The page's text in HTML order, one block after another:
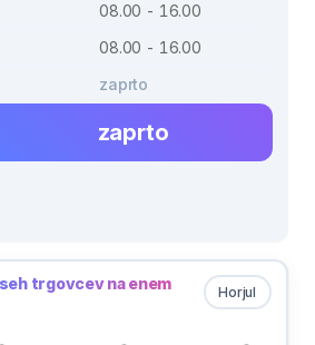
08.00 - 16.00
08.00 - 16.00
zaprto
zaprto
Horjul
trgovcev na enem